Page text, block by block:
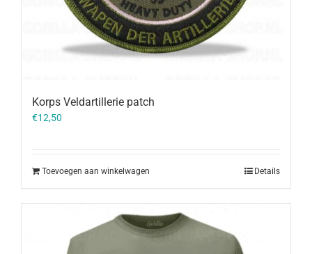
Korps Veldartillerie patch
€12,50
Toevoegen aan winkelwagen Details